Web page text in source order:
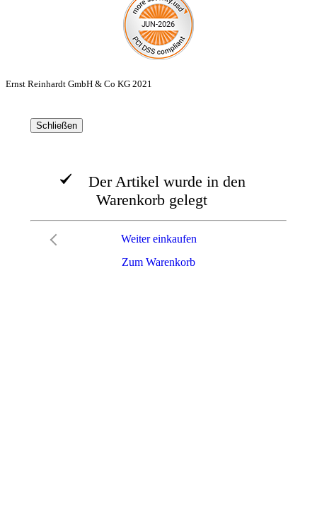
Ernst Reinhardt GmbH & Co KG 2021
Schließen
Der Artikel wurde in den
Warenkorb gelegt
Zum Warenkorb
Weiter einkaufen